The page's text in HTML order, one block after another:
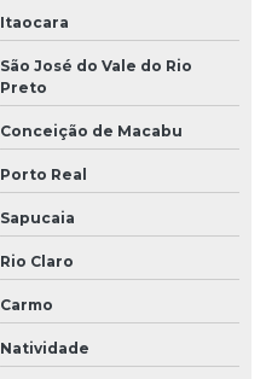
Itaocara
São José do Vale do Rio
Preto
Conceição de Macabu
Porto Real
Sapucaia
Rio Claro
Carmo
Natividade